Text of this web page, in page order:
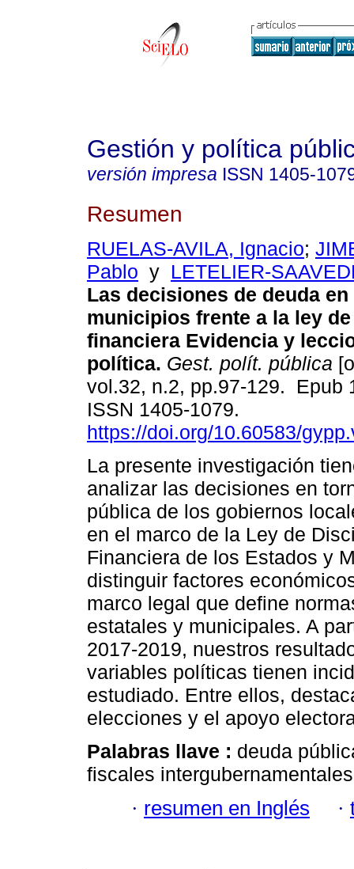
Gestión y política
versión impresa ISSN 1405-
Resumen
RUELAS-AVILA, Ignacio;
Pablo y LETELIER-
Las decisiones de deuda
municipios frente a la ley
financiera Evidencia y
política. Gest. polít. pública
vol.32, n.2, pp.97-129. Epub
ISSN 1405-1079.
https://doi.org/10.60583/
La presente investigación
analizar las decisiones en
pública de los gobiernos
en el marco de la Ley de
Financiera de los Estados y
distinguir factores
marco legal que define
estatales y municipales. A
2017-2019, nuestros
variables políticas tienen
estudiado. Entre ellos,
elecciones y el apoyo
Palabras llave : deuda
fiscales
· resumen en Inglés ·